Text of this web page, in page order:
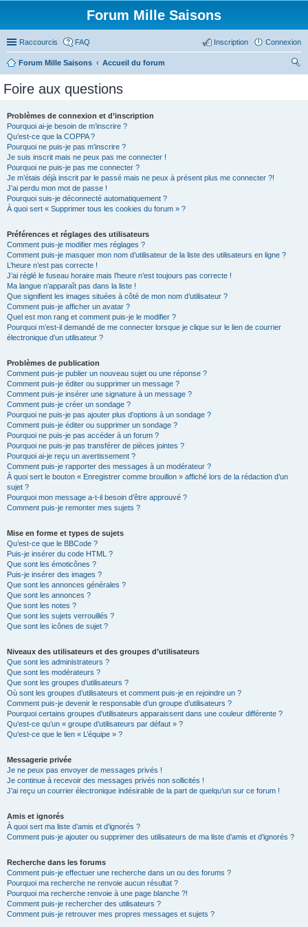
Forum Mille Saisons
Raccourcis FAQ Connexion
Inscription
Forum Mille Saisons
Accueil du forum
Foire aux questions
Problèmes de connexion et d’inscription
Pourquoi ai-je besoin de m’inscrire ?
Qu’est-ce que la COPPA ?
Pourquoi ne puis-je pas m’inscrire ?
Je suis inscrit mais ne peux pas me connecter !
Pourquoi ne puis-je pas me connecter ?
Je m’étais déjà inscrit par le passé mais ne peux à présent plus me connecter ?!
J’ai perdu mon mot de passe !
Pourquoi suis-je déconnecté automatiquement ?
À quoi sert « Supprimer tous les cookies du forum » ?
Préférences et réglages des utilisateurs
Comment puis-je modifier mes réglages ?
Comment puis-je masquer mon nom d’utilisateur de la liste des utilisateurs en ligne ?
L’heure n’est pas correcte !
J’ai réglé le fuseau horaire mais l’heure n’est toujours pas correcte !
Ma langue n’apparaît pas dans la liste !
Que signifient les images situées à côté de mon nom d’utilisateur ?
Comment puis-je afficher un avatar ?
Quel est mon rang et comment puis-je le modifier ?
Pourquoi m’est-il demandé de me connecter lorsque je clique sur le lien de courrier
électronique d’un utilisateur ?
Problèmes de publication
Comment puis-je publier un nouveau sujet ou une réponse ?
Comment puis-je éditer ou supprimer un message ?
Comment puis-je insérer une signature à un message ?
Comment puis-je créer un sondage ?
Pourquoi ne puis-je pas ajouter plus d’options à un sondage ?
Comment puis-je éditer ou supprimer un sondage ?
Pourquoi ne puis-je pas accéder à un forum ?
Pourquoi ne puis-je pas transférer de pièces jointes ?
Pourquoi ai-je reçu un avertissement ?
Comment puis-je rapporter des messages à un modérateur ?
À quoi sert le bouton « Enregistrer comme brouillon » affiché lors de la rédaction d’un
sujet ?
Pourquoi mon message a-t-il besoin d’être approuvé ?
Comment puis-je remonter mes sujets ?
Mise en forme et types de sujets
Qu’est-ce que le BBCode ?
Puis-je insérer du code HTML ?
Que sont les émoticônes ?
Puis-je insérer des images ?
Que sont les annonces générales ?
Que sont les annonces ?
Que sont les notes ?
Que sont les sujets verrouillés ?
Que sont les icônes de sujet ?
Niveaux des utilisateurs et des groupes d’utilisateurs
Que sont les administrateurs ?
Que sont les modérateurs ?
Que sont les groupes d’utilisateurs ?
Où sont les groupes d’utilisateurs et comment puis-je en rejoindre un ?
Comment puis-je devenir le responsable d’un groupe d’utilisateurs ?
Pourquoi certains groupes d’utilisateurs apparaissent dans une couleur différente ?
Qu’est-ce qu’un « groupe d’utilisateurs par défaut » ?
Qu’est-ce que le lien « L’équipe » ?
Messagerie privée
Je ne peux pas envoyer de messages privés !
Je continue à recevoir des messages privés non sollicités !
J’ai reçu un courrier électronique indésirable de la part de quelqu’un sur ce forum !
Amis et ignorés
À quoi sert ma liste d’amis et d’ignorés ?
Comment puis-je ajouter ou supprimer des utilisateurs de ma liste d’amis et d’ignorés ?
Recherche dans les forums
Comment puis-je effectuer une recherche dans un ou des forums ?
Pourquoi ma recherche ne renvoie aucun résultat ?
Pourquoi ma recherche renvoie à une page blanche ?!
Comment puis-je rechercher des utilisateurs ?
Comment puis-je retrouver mes propres messages et sujets ?